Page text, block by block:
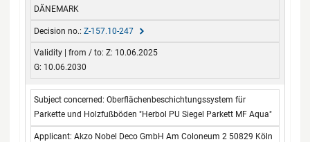
DÄNEMARK
Z-157.10-247
Z: 10.06.2025
G: 10.06.2030
Oberflächenbeschichtungssystem für
Parkette und Holzfußböden "Herbol PU Siegel Parkett MF Aqua"
Akzo Nobel Deco GmbH Am Coloneum 2 50829 Köln